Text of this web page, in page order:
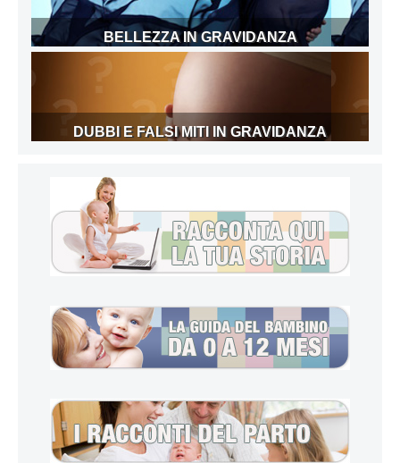
BELLEZZA IN GRAVIDANZA
DUBBI E FALSI MITI IN GRAVIDANZA